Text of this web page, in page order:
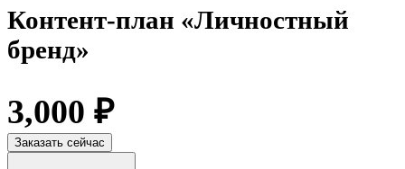
Контент-план «Личностный
бренд»
3,000 ₽
Заказать сейчас